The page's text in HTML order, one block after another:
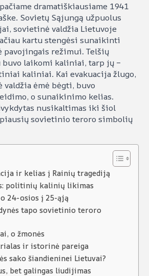
dramatiškiausiame 1941
Sovietų Sąjungą užpuolus
sovietinė valdžia Lietuvoje
kartu stengėsi sunaikinti
pavojingais režimui. Telšių
laikomi kaliniai, tarp jų –
kaliniai. Kai evakuacija žlugo,
ėmė bėgti, buvo
o sunaikinimo kelias.
nusikaltimas iki šiol
sovietinio teroro simbolių
ir kelias į Rainių tragediją
politinių kalinių likimas
24-osios į 25-ąją
tapo sovietinio teroro
o žmonės
ir istorinė pareiga
sako šiandieninei Lietuvai?
bet galingas liudijimas